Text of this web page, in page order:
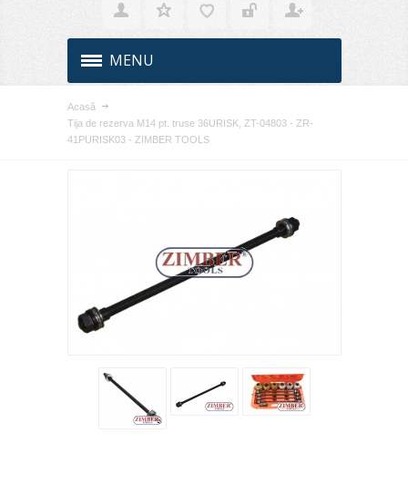
MENU
Acasă
Tija de rezerva M14 pt. truse 36URISK, ZT-04803 - ZR-
41PURISK03 - ZIMBER TOOLS